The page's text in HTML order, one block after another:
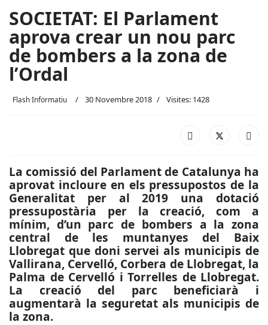
SOCIETAT: El Parlament
aprova crear un nou parc
de bombers a la zona de
l’Ordal
Flash Informatiu 30 Novembre 2018 Visites: 1428
La comissió del Parlament de Catalunya ha
aprovat incloure en els pressupostos de la
Generalitat per al 2019 una dotació
pressupostària per la creació, com a
mínim, d’un parc de bombers a la zona
central de les muntanyes del Baix
Llobregat que doni servei als municipis de
Vallirana, Cervelló, Corbera de Llobregat, la
Palma de Cervelló i Torrelles de Llobregat.
La creació del parc beneficiarà i
augmentarà la seguretat als municipis de
la zona.